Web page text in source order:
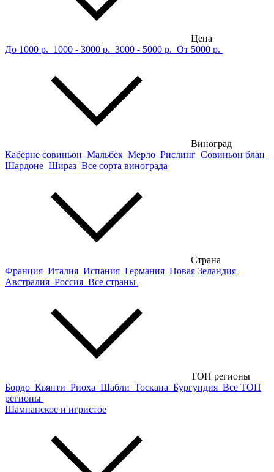
Цена
До 1000 р. 1000 - 3000 р. 3000 - 5000 р. От 5000 р.
Виноград
Каберне совиньон Мальбек Мерло Рислинг Совиньон блан
Шардоне Шираз Все сорта винограда
Страна
Франция Италия Испания Германия Новая Зеландия
Австралия Россия Все страны
ТОП регионы
Бордо Кьянти Риоха Шабли Тоскана Бургундия Все ТОП
регионы
Шампанское и игристое